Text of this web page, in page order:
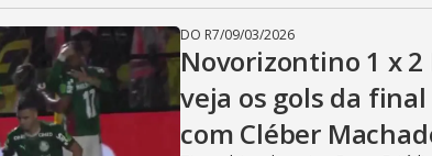
DO R7/09/03/2026
Novorizontino 1 x 2
veja os gols da
com Cléber